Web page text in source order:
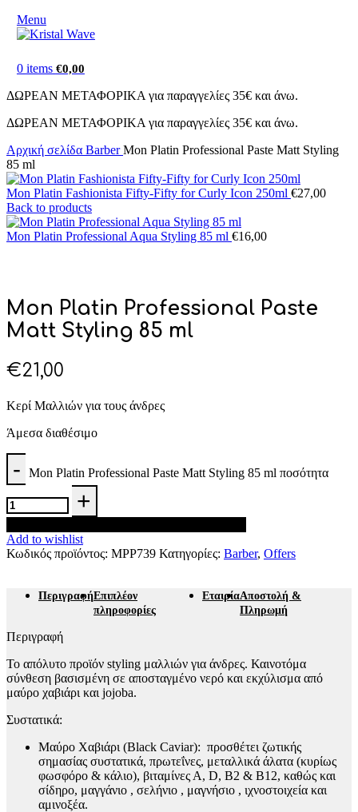
Menu
0 items €0,00
ΔΩΡΕΑΝ ΜΕΤΑΦΟΡΙΚΑ για παραγγελίες 35€ και άνω.
ΔΩΡΕΑΝ ΜΕΤΑΦΟΡΙΚΑ για παραγγελίες 35€ και άνω.
Αρχική σελίδα BarberMon Platin Professional Paste Matt Styling
85 ml
Mon Platin Fashionista Fifty-Fifty for Curly Icon 250ml €27,00
Back to products
Mon Platin Professional Aqua Styling 85 ml €16,00
Mon Platin Professional Paste
Matt Styling 85 ml
€21,00
Κερί Μαλλιών για τους άνδρες
Άμεσα διαθέσιμο
Mon Platin Professional Paste Matt Styling 85 ml ποσότητα
Add to wishlist
Κωδικός προϊόντος: MPP739 Κατηγορίες: Barber, Offers
ΠεριγραφήΕπιπλέον
πληροφορίες
ΕταιρίαΑποστολή &
Πληρωμή
Περιγραφή
Το απόλυτο προϊόν styling μαλλιών για άνδρες. Καινοτόμα
σύνθεση βασισμένη σε αποσταγμένο νερό και εκχύλισμα από
μαύρο χαβιάρι και jojoba.
Συστατικά:
Μαύρο Χαβιάρι (Black Caviar): προσθέτει ζωτικής
σημασίας συστατικά, πρωτεΐνες, μεταλλικά άλατα (κυρίως
φωσφόρο & κάλιο), βιταμίνες Α, D, Β2 & Β12, καθώς και
σίδηρο, μαγγάνιο , σελήνιο , μαγνήσιο , ιχνοστοιχεία και
αμινοξέα.